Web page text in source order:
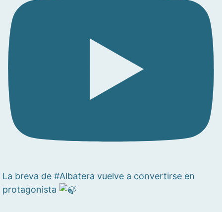
La breva de #Albatera vuelve a convertirse en
protagonista